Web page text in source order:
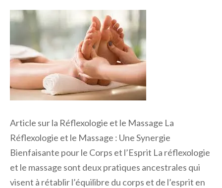
Article sur la Réflexologie et le Massage La
Réflexologie et le Massage : Une Synergie
Bienfaisante pour le Corps et l’Esprit La réflexologie
et le massage sont deux pratiques ancestrales qui
visent à rétablir l’équilibre du corps et de l’esprit en